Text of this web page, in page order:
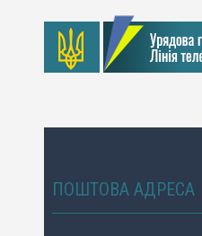
ПОШТОВА АДРЕСА